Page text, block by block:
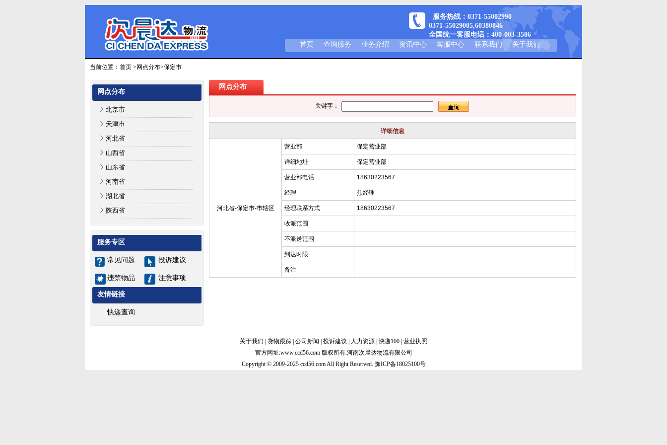
服务热线：0371-55002990
0371-55029005,60380846
全国统一客服电话：400-003-3506
首页
查询服务 业务介绍 资讯中心 客服中心 联系我们 关于我们
当前位置： 首页 > 网点分布>保定市
网点分布
北京市
天津市
河北省
山西省
山东省
河南省
湖北省
陕西省
服务专区
常见问题 投诉建议
违禁物品 注意事项
友情链接
快递查询
网点分布
关键字：
详细信息
河北省-保定市-市辖区
营业部 保定营业部
详细地址 保定营业部
营业部电话 18630223567
经理 焦经理
经理联系方式 18630223567
收派范围
不派送范围
到达时限
备注
关于我们 货物跟踪 公司新闻 投诉建议 人力资源 |快递100 营业执照
官方网址:www.ccd56.com 版权所有:河南次晨达物流有限公司
Copyright © 2009-2025 ccd56.com All Right Reserved. 豫ICP备18025100号